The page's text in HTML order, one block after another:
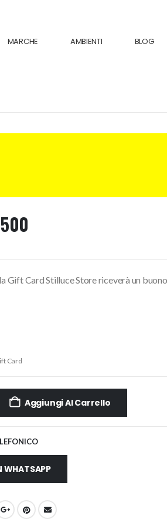
MARCHE AMBIENTI BLOG
Gift Card Stilluce Store riceverà un
Card
Aggiungi Al Carrello
WHATSAPP